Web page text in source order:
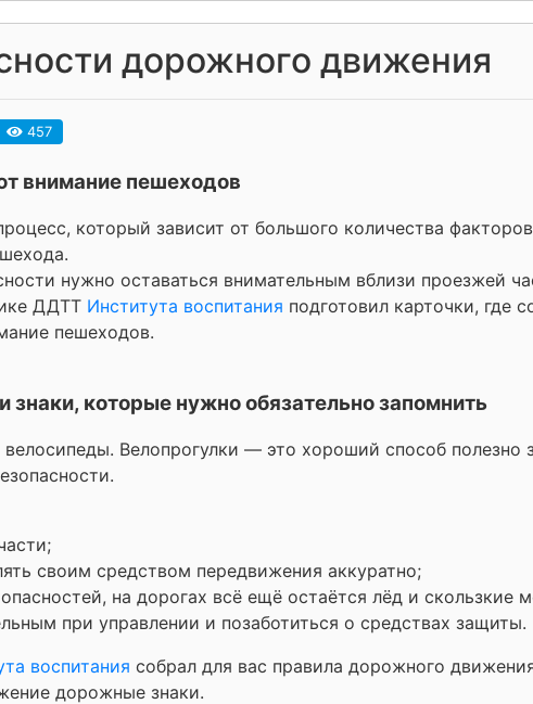
дорожного движения
457
внимание пешеходов
который зависит от большого количества
нужно оставаться внимательным вблизи проезжей
ДДТТ Института воспитания подготовил карточки, где
пешеходов.
знаки, которые нужно обязательно запомнить
Велопрогулки — это хороший способ полезно
своим средством передвижения аккуратно;
на дорогах всё ещё остаётся лёд и скользкие
при управлении и позаботиться о средствах защиты.
воспитания собрал для вас правила дорожного
дорожные знаки.